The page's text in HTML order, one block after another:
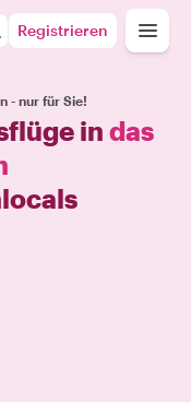
Registrieren
- nur für Sie!
in das